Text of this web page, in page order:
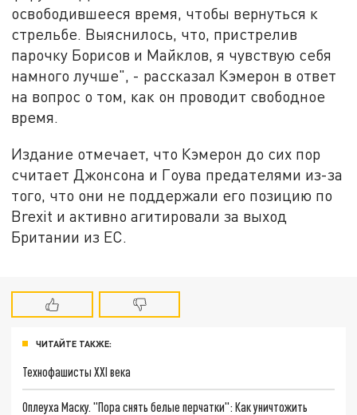
освободившееся время, чтобы вернуться к
стрельбе. Выяснилось, что, пристрелив
парочку Борисов и Майклов, я чувствую себя
намного лучше", - рассказал Кэмерон в ответ
на вопрос о том, как он проводит свободное
время.
Издание отмечает, что Кэмерон до сих пор
считает Джонсона и Гоува предателями из-за
того, что они не поддержали его позицию по
Brexit и активно агитировали за выход
Британии из ЕС.
ЧИТАЙТЕ ТАКЖЕ:
Технофашисты XXI века
Оплеуха Маску. "Пора снять белые перчатки": Как уничтожить